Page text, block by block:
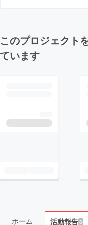
このプロジェクト
ています
ホーム 活動報告8